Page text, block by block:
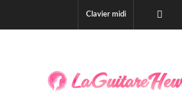
Clavier midi